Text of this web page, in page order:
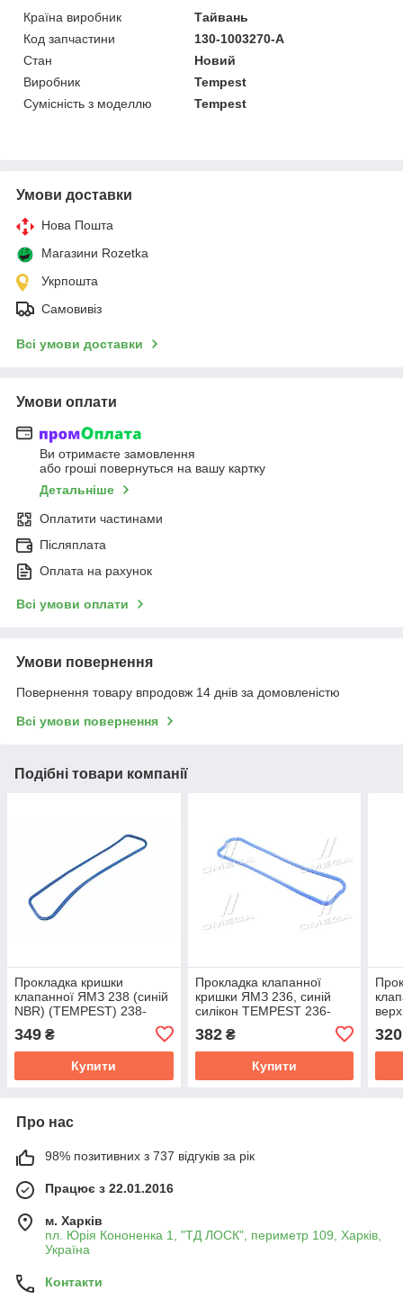
Країна виробник
Тайвань
Код запчастини
130-1003270-А
Стан
Новий
Виробник
Tempest
Сумісність з моделлю
Tempest
Умови доставки
Нова Пошта
Магазини Rozetka
Укрпошта
Самовивіз
Всі умови доставки
Умови оплати
Ви отримаєте замовлення
або гроші повернуться на вашу картку
Детальніше
Оплатити частинами
Післяплата
Оплата на рахунок
Всі умови оплати
Умови повернення
Повернення товару впродовж 14 днів за домовленістю
Всі умови повернення
Подібні товари компанії
Прокладка кришки
клапанної ЯМЗ 238 (синій
NBR) (TEMPEST) 238-
349 ₴
Купити
Прокладка клапанної
кришки ЯМЗ 236, синій
силікон TEMPEST 236-
382₴
Купити
320
Про нас
98% позитивних з 737 відгуків за рік
Працює з 22.01.2016
м. Харків
пл. Юрія Кононенка 1, "ТД ЛОСК", периметр 109, Харків,
Україна
Контакти